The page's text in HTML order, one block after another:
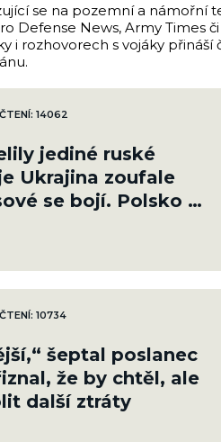
se na pozemní a námořní
Defense News, Army Times
i rozhovorech s vojáky
14062
jediné ruské
Ukrajina zoufale
se bojí. Polsko jí
10734
šeptal poslanec
že by chtěl, ale
další ztráty